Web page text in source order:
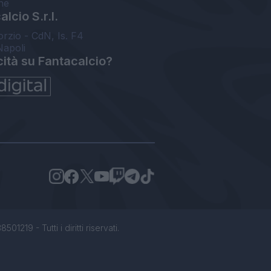
S.r.l.
- CdN, Is. F4
su Fantacalcio?
- Tutti i diritti riservati.